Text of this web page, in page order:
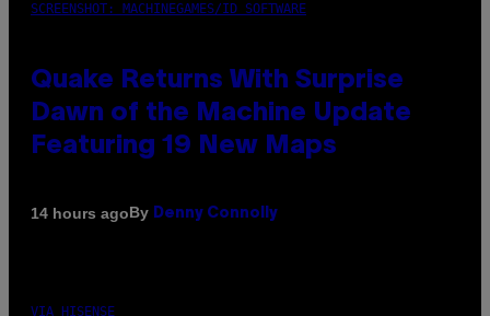
SCREENSHOT: MACHINEGAMES/ID SOFTWARE
Quake Returns With Surprise
Dawn of the Machine Update
Featuring 19 New Maps
14 hours agoBy Denny Connolly
VIA HISENSE